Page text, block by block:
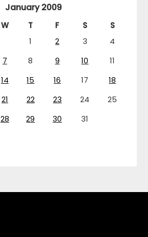
January 2009
W T F S
S
1
2 3
4
7 8 9 10
11
14 15 16 17
18
21 22 23 24
25
28 29 30
31